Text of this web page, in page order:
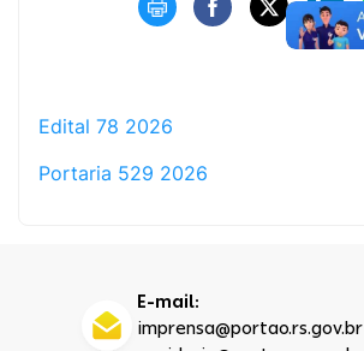
Edital 78 2026
Portaria 529 2026
E-mail:
imprensa@portao.rs.gov.br